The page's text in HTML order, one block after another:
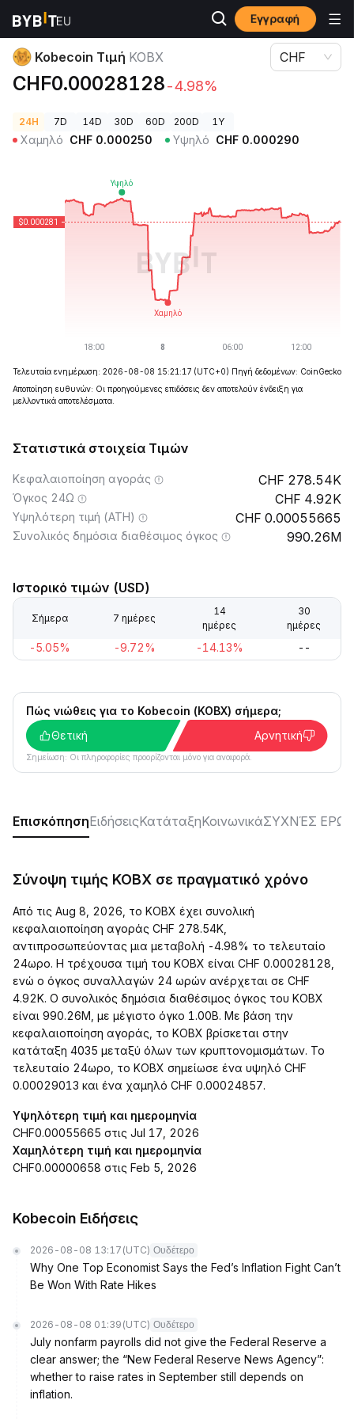
Εγγραφή
Τιμές Κρυπτονομισμάτων Kobecoin Τιμή KOBX
Kobecoin Τιμή KOBX
CHF0.00028128-4.98%
CHF
24H 7D 14D 30D 60D 200D 1Y
Χαμηλό CHF 0.000250 Υψηλό CHF 0.000290
Τελευταία ενημέρωση: 2026-08-08 15:21:17 (UTC+0) Πηγή δεδομένων: CoinGecko
Αποποίηση ευθυνών: Οι προηγούμενες επιδόσεις δεν αποτελούν ένδειξη για
μελλοντικά αποτελέσματα.
Στατιστικά στοιχεία Τιμών
Κεφαλαιοποίηση αγοράς 278.54K
Όγκος 24Ω 4.92K
Υψηλότερη τιμή (ATH) 0.00055665
Συνολικός δημόσια διαθέσιμος όγκος 990.26M
Ιστορικό τιμών (USD)
Σήμερα 7 ημέρες
14
ημέρες
30
ημέρες
-5.05% -9.72% -14.13% --
Πώς νιώθεις για το Kobecoin (KOBX) σήμερα;
Θετική
Αρνητική
Σημείωση: Οι πληροφορίες προορίζονται μόνο για αναφορά.
ΕπισκόπησηΕιδήσειςΚατάταξηΚοινωνικάΣΥΧΝΈΣ
Σύνοψη τιμής KOBX σε πραγματικό χρόνο
Από τις Aug 8, 2026, το KOBX έχει συνολική
κεφαλαιοποίηση αγοράς CHF 278.54K,
αντιπροσωπεύοντας μια μεταβολή -4.98% το τελευταίο
24ωρο. Η τρέχουσα τιμή του KOBX είναι CHF 0.00028128,
ενώ ο όγκος συναλλαγών 24 ωρών ανέρχεται σε CHF
4.92K. Ο συνολικός δημόσια διαθέσιμος όγκος του KOBX
είναι 990.26M, με μέγιστο όγκο 1.00B. Με βάση την
κεφαλαιοποίηση αγοράς, το KOBX βρίσκεται στην
κατάταξη 4035 μεταξύ όλων των κρυπτονομισμάτων. Το
τελευταίο 24ωρο, το KOBX σημείωσε ένα υψηλό CHF
0.00029013 και ένα χαμηλό CHF 0.00024857.
Υψηλότερη τιμή και ημερομηνία
CHF0.00055665 στις Jul 17, 2026
Χαμηλότερη τιμή και ημερομηνία
CHF0.00000658 στις Feb 5, 2026
Kobecoin Ειδήσεις
2026-08-08 13:17 (UTC) Ουδέτερο
Why One Top Economist Says the Fed’s Inflation Fight Can’t
Be Won With Rate Hikes
2026-08-08 01:39 (UTC) Ουδέτερο
July nonfarm payrolls did not give the Federal Reserve a
clear answer; the “New Federal Reserve News Agency”:
whether to raise rates in September still depends on
inflation.